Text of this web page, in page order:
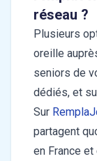
réseau ?
Plusieurs
oreille
seniors de
dédiés, et
Sur
partagent
en France